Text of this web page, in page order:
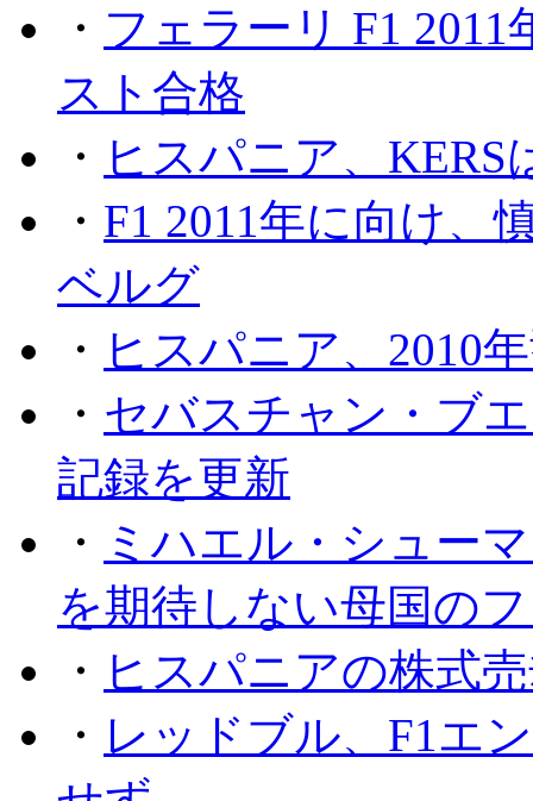
・ フェラーリ F1
スト合格
・ ヒスパニア、KERS
・ F1 2011年に向け、
ベルグ
・ ヒスパニア、2010
・ セバスチャン・ブ
記録を更新
・ ミハエル・シュー
を期待しない母国の
・ ヒスパニアの株式
・ レッドブル、F1エ